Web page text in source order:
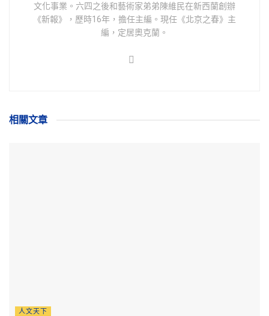
文化事業。六四之後和藝術家弟弟陳維民在新西蘭創辦
《新報》，歷時16年，擔任主編。現任《北京之春》主
編，定居奧克蘭。
相關文章
人文天下